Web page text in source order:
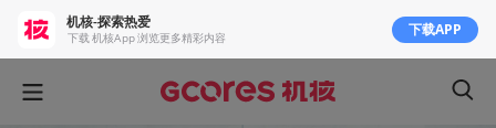
机核-探索热爱
下载 机核App 浏览更多精彩内容 下载APP